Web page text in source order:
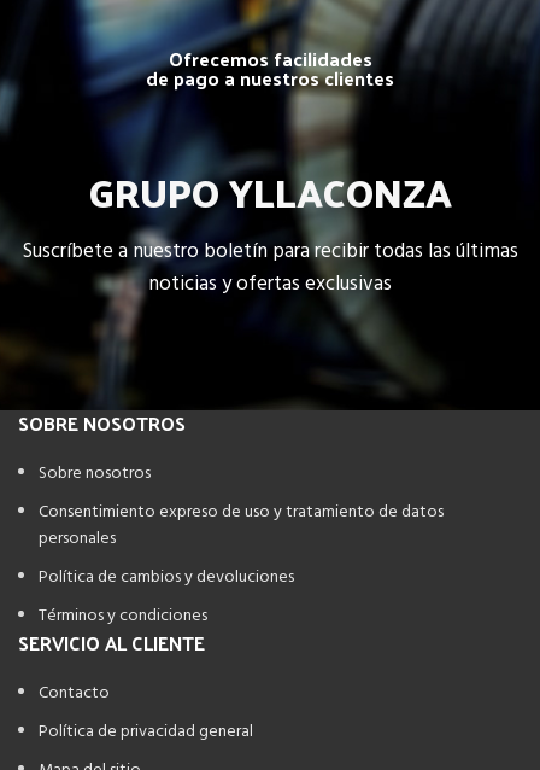
Ofrecemos facilidades
de pago a nuestros clientes
GRUPO YLLACONZA
Suscríbete a nuestro boletín para recibir todas las últimas
noticias y ofertas exclusivas
SOBRE NOSOTROS
Sobre nosotros
Consentimiento expreso de uso y tratamiento de datos
personales
Política de cambios y devoluciones
Términos y condiciones
SERVICIO AL CLIENTE
Contacto
Política de privacidad general